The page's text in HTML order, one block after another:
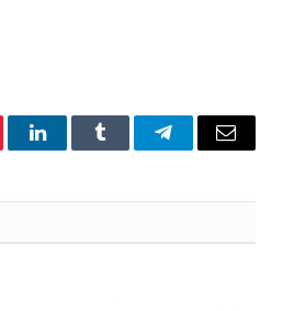
LinkedInTumblr TelegramEmail